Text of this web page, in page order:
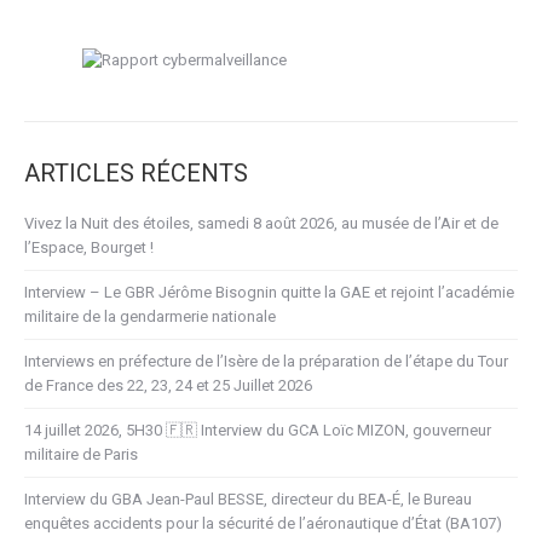
ARTICLES RÉCENTS
Vivez la Nuit des étoiles, samedi 8 août 2026, au musée de l’Air et de
l’Espace, Bourget !
Interview – Le GBR Jérôme Bisognin quitte la GAE et rejoint l’académie
militaire de la gendarmerie nationale
Interviews en préfecture de l’Isère de la préparation de l’étape du Tour
de France des 22, 23, 24 et 25 Juillet 2026
14 juillet 2026, 5H30 🇫🇷 Interview du GCA Loïc MIZON, gouverneur
militaire de Paris
Interview du GBA Jean-Paul BESSE, directeur du BEA-É, le Bureau
enquêtes accidents pour la sécurité de l’aéronautique d’État (BA107)